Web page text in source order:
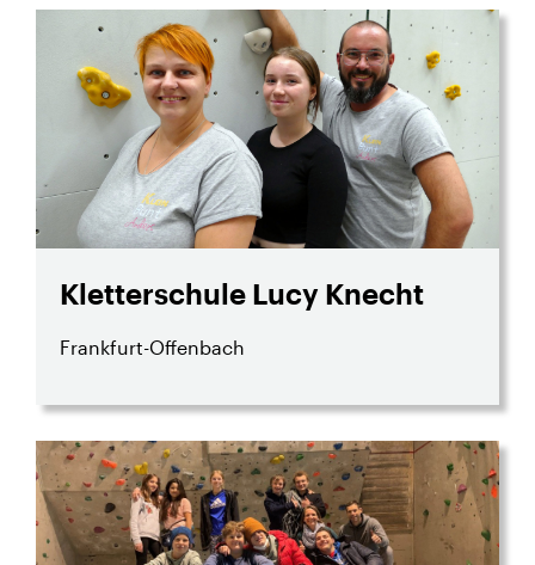
Kletterschule Lucy Knecht
Frankfurt-Offenbach